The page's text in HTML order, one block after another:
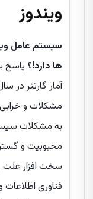
ویندوز
سیستم عامل
ها دارد!؟ پاسخ
مشکلات و
به مشکلات
محبوبیت و
سخت افزار
فناوری اطلاعات